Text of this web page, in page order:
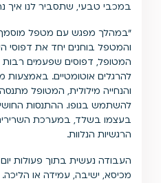
במכבי טבעי, שתסביר לנו איך
״במהלך מפגש עם מטפל
והמטפל בוחנים יחד את דפוסי
המטופל, דפוסים שפעמים רבות
להרגלים אוטומטיים. באמצעות
והנחייה מילולית, המטופל
להשתמש בגופו. ההתנסות
בעצמו בשלד, במערכת
הרגשיות הנלוות.
העבודה נעשית בתוך פעולות
מכיסא, ישיבה, עמידה או